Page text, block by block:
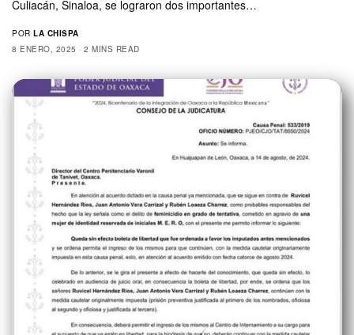
Culiacán, Sinaloa, se lograron dos importantes…
POR LA CHISPA
8 ENERO, 2025
2 MINS READ